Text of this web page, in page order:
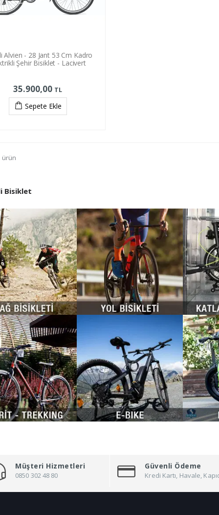
Alvien - 28 Jant 53 Cm Kadro
Şehir Bisiklet - Lacivert
35.900,00 TL
Sepete Ekle
ürün
Bisiklet
Müşteri Hizmetleri
0850 302 48 80
Güvenli Ödeme
Kredi Kartı, Havale,